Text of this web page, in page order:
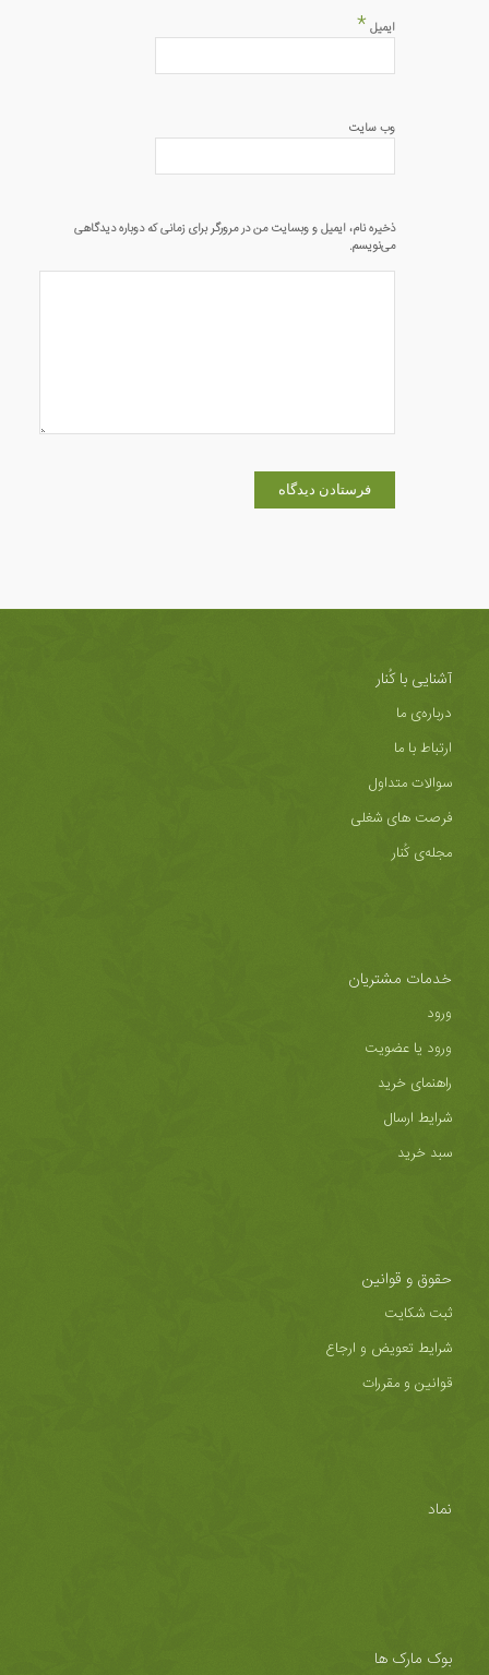
ایمیل*
وب‌ سایت
ذخیره نام، ایمیل و وبسایت من در مرورگر برای زمانی که دوباره دیدگاهی
می‌نویسم.
آشنایی با کُنار
درباره‌ی ما
ارتباط با ما
سوالات متداول
فرصت های شغلی
مجله‌ی کُنار
خدمات مشتریان
ورود
ورود یا عضویت
راهنمای خرید
شرایط ارسال
سبد خرید
حقوق و قوانین
ثبت شکایت
شرایط تعویض و ارجاع
قوانین و مقررات
نماد
بوک مارک ها